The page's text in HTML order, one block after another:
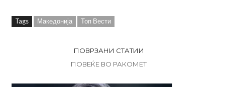
Tags Македонија Топ Вести
ПОВРЗАНИ СТАТИИ
ПОВЕЌЕ ВО РАКОМЕТ